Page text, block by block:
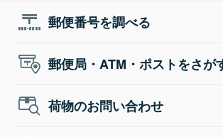
郵便番号を調べる
郵便局・ATM・ポストをさが
荷物のお問い合わせ